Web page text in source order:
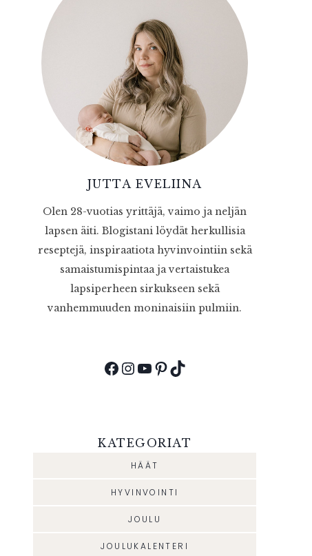
JUTTA EVELIINA
Olen 28-vuotias yrittäjä, vaimo ja neljän
lapsen äiti. Blogistani löydät herkullisia
reseptejä, inspiraatiota hyvinvointiin sekä
samaistumispintaa ja vertaistukea
lapsiperheen sirkukseen sekä
vanhemmuuden moninaisiin pulmiin.
Facebook
Instagram
YouTube
Pinterest
TikTok
KATEGORIAT
HÄÄT
HYVINVOINTI
JOULU
JOULUKALENTERI